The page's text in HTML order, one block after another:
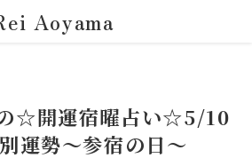
Aoyama
☆開運宿曜占い☆5/10
運勢～参宿の日～